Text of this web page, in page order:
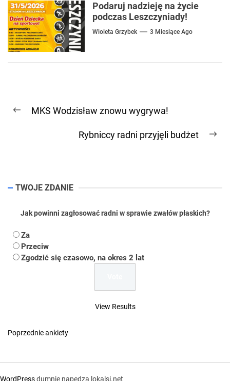
Podaruj nadzieję na życie
podczas Leszczyniady!
Wioleta Grzybek 3 Miesiące Ago
wpisu
Previous
MKS Wodzisław znowu wygrywa!
Rybniccy radni przyjęli budżet
TWOJE ZDANIE
Jak powinni zagłosować radni w sprawie zwałów płaskich?
Za
Przeciw
Zgodzić się czasowo, na okres 2 lat
View Results
Poprzednie ankiety
WordPressdumnie napędza lokalsi.net